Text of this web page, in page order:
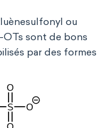
ou
sont de bons
par des formes